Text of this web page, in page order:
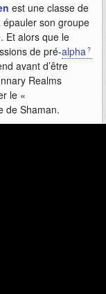
est une classe de
son groupe
Et alors que le
de pré-alpha
avant d’être
Realms
le «
de Shaman.